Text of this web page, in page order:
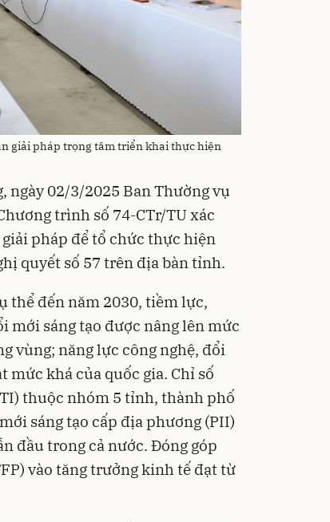
giải pháp trọng tâm triển khai thực hiện
ngày 02/3/2025 Ban Thường vụ
trình số 74-CTr/TU xác
pháp để tổ chức thực hiện
quyết số 57 trên địa bàn tỉnh.
thể đến năm 2030, tiềm lực,
mới sáng tạo được nâng lên mức
vùng; năng lực công nghệ, đổi
mức khá của quốc gia. Chỉ số
thuộc nhóm 5 tỉnh, thành phố
sáng tạo cấp địa phương (PII)
đầu trong cả nước. Đóng góp
vào tăng trưởng kinh tế đạt từ